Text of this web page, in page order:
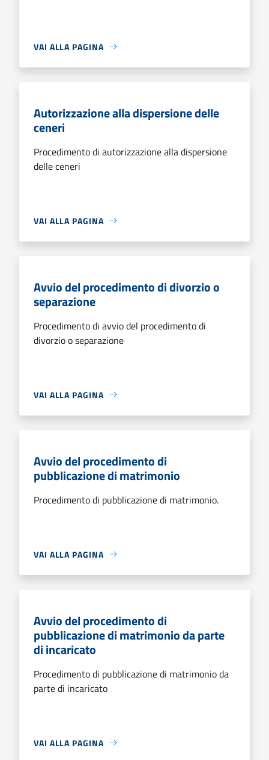
VAI ALLA PAGINA
Autorizzazione alla dispersione delle
ceneri
Procedimento di autorizzazione alla dispersione
delle ceneri
VAI ALLA PAGINA
Avvio del procedimento di divorzio o
separazione
Procedimento di avvio del procedimento di
divorzio o separazione
VAI ALLA PAGINA
Avvio del procedimento di
pubblicazione di matrimonio
Procedimento di pubblicazione di matrimonio.
VAI ALLA PAGINA
Avvio del procedimento di
pubblicazione di matrimonio da parte
di incaricato
Procedimento di pubblicazione di matrimonio da
parte di incaricato
VAI ALLA PAGINA